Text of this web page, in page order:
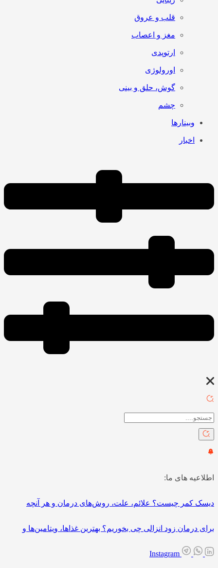
قلب و عروق
مغز و اعصاب
ارتوپدی
اورولوژی
گوش، حلق و بینی
چشم
وبینارها
اخبار
اطلاعیه های ما:
دیسک کمر چیست؟ علائم، علت، روش‌های درمان و هر آنچه
برای درمان زود انزالی چی بخوریم؟ بهترین غذاها، ویتامین‌ها و
Instagram